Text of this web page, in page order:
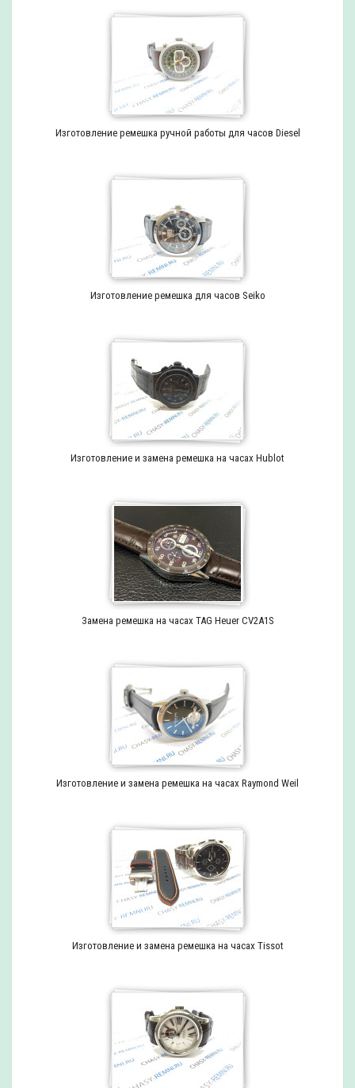
Изготовление ремешка ручной работы для часов Diesel
Изготовление ремешка для часов Seiko
Изготовление и замена ремешка на часах Hublot
Замена ремешка на часах TAG Heuer CV2A1S
Изготовление и замена ремешка на часах Raymond Weil
Изготовление и замена ремешка на часах Tissot